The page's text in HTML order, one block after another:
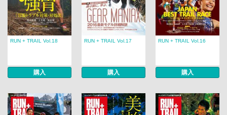
RUN + TRAIL Vol.18
購入
RUN + TRAIL Vol.17
購入
RUN + TRAIL Vol.16
購入